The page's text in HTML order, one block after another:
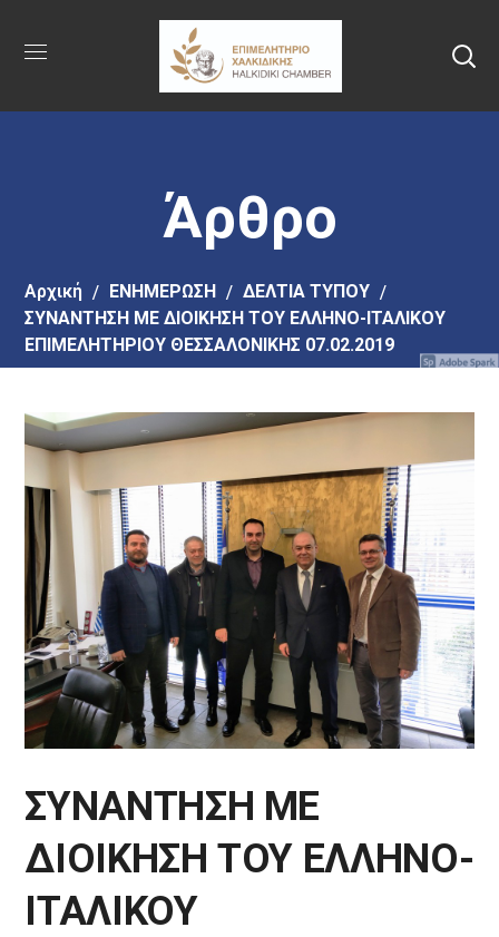
στο
περιεχόμενο
Άρθρο
Αρχική EΝΗΜΕΡΩΣΗ
ΔΕΛΤΙΑ ΤΥΠΟΥ
ΣΥΝΑΝΤΗΣΗ ΜΕ ΔΙΟΙΚΗΣΗ ΤΟΥ ΕΛΛΗΝΟ-ΙΤΑΛΙΚΟΥ
ΕΠΙΜΕΛΗΤΗΡΙΟΥ ΘΕΣΣΑΛΟΝΙΚΗΣ 07.02.2019
ΣΥΝΑΝΤΗΣΗ ΜΕ
ΔΙΟΙΚΗΣΗ ΤΟΥ ΕΛΛΗΝΟ-
ΙΤΑΛΙΚΟΥ